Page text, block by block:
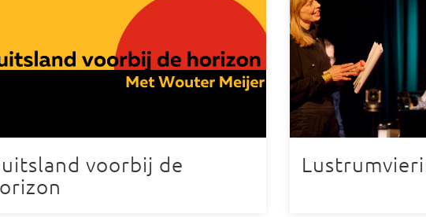
voorbij de